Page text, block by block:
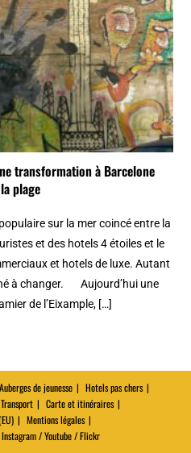
transformation à Barcelone
plage
sur la mer coincé entre la
et des hotels 4 étoiles et le
et hotels de luxe. Autant
à changer. Aujourd’hui une
de l’Eixample, […]
Auberges de jeunesse
Hotels pas chers
Transport
Carte et itinéraires
Mentions légales
/ Youtube / Flickr